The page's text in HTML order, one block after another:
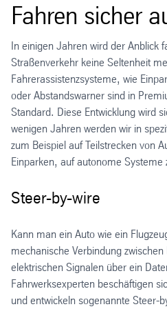
Fahren sicher
In einigen Jahren wird der Anblick
Straßenverkehr keine Seltenheit
Fahrerassistenzsysteme, wie
oder Abstandswarner sind in
Standard. Diese Entwicklung wird
wenigen Jahren werden wir in
zum Beispiel auf Teilstrecken von
Einparken, auf autonome Systeme
Steer-by-wire
Kann man ein Auto wie ein
mechanische Verbindung
elektrischen Signalen über ein
Fahrwerksexperten beschäftigen
und entwickeln sogenannte Steer-